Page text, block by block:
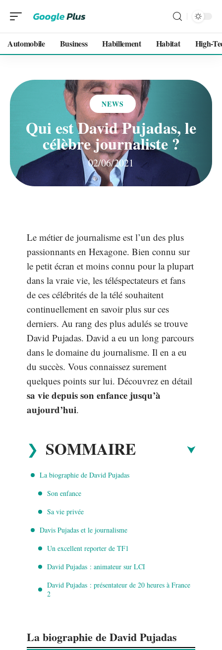
Automobile Business Habillement Habitat High-
NEWS
Qui est David Pujadas, le
célèbre journaliste ?
02/06/2021
Le métier de journalisme est l’un des plus
passionnants en Hexagone. Bien connu sur
le petit écran et moins connu pour la plupart
dans la vraie vie, les téléspectateurs et fans
de ces célébrités de la télé souhaitent
continuellement en savoir plus sur ces
derniers. Au rang des plus adulés se trouve
David Pujadas. David a eu un long parcours
dans le domaine du journalisme. Il en a eu
du succès. Vous connaissez surement
quelques points sur lui. Découvrez en détail
sa vie depuis son enfance jusqu’à
aujourd’hui.
SOMMAIRE
La biographie de David Pujadas
Son enfance
Sa vie privée
Davis Pujadas et le journalisme
Un excellent reporter de TF1
David Pujadas : animateur sur LCI
David Pujadas : présentateur de 20 heures à France
2
La biographie de David Pujadas